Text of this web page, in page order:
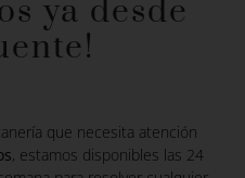
ya desde
que necesita atención
, estamos disponibles las 24